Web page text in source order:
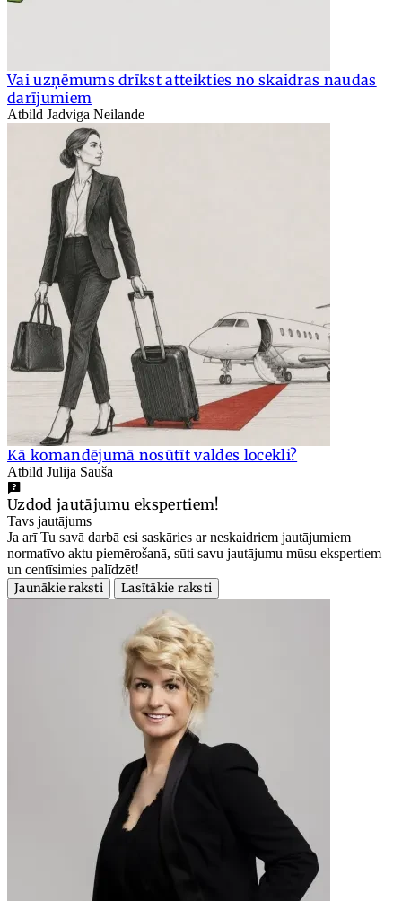
Vai uzņēmums drīkst atteikties no skaidras naudas
darījumiem
Atbild Jadviga Neilande
Kā komandējumā nosūtīt valdes locekli?
Atbild Jūlija Sauša
Uzdod jautājumu ekspertiem!
Tavs jautājums
Ja arī Tu savā darbā esi saskāries ar neskaidriem jautājumiem
normatīvo aktu piemērošanā, sūti savu jautājumu mūsu ekspertiem
un centīsimies palīdzēt!
Jaunākie raksti
Lasītākie raksti